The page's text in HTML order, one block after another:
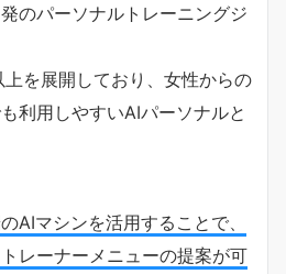
のパーソナルトレーニングジ
を展開しており、女性からの
利用しやすいAIパーソナルと
AIマシンを活用することで、
レーナーメニューの提案が可